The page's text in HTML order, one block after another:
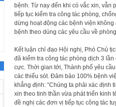
bệnh. Từ nay đến khi có vắc xin, vẫn
tiếp tục kiểm tra công tác phòng,
dừng hoạt động các bệnh viện
bệnh theo dúng các yêu cầu về
Kết luận chỉ đạo Hội nghị, Phó Chủ
đã kiểm tra công tác phòng dịch 3
cực. Thời gian tới, Thành phố yêu
các thiếu sót. Đảm bảo 100% bệnh
khẳng định: “Chúng ta phải xác định
xin theo tinh thần vừa phát triển kinh
đề nghị các đơn vị tiếp tục công tác